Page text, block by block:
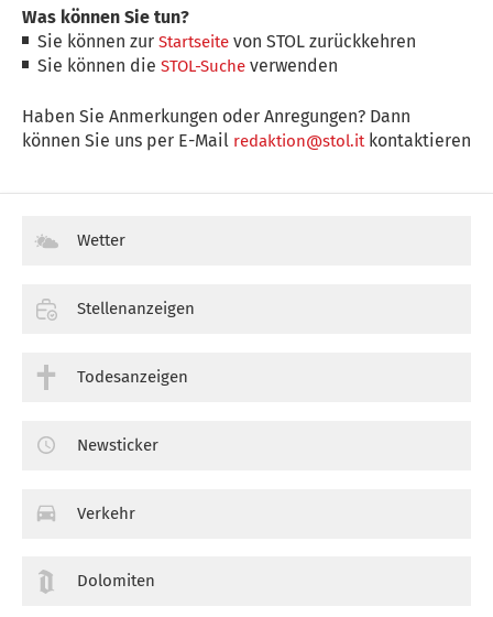
Was können Sie tun?
Sie können zurStartseite von STOL zurückkehren
Sie können dieSTOL-Suche verwenden
Haben Sie Anmerkungen oder Anregungen? Dann
können Sie uns per E-Mail redaktion@stol.itkontaktieren
Wetter
Stellenanzeigen
Todesanzeigen
Newsticker
Verkehr
Dolomiten